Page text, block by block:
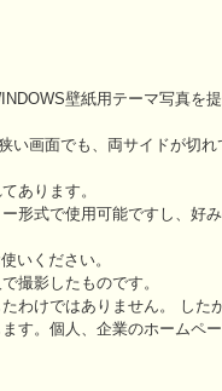
壁紙用テーマ写真を
画面でも、両サイドが切れ
あります。
形式で使用可能ですし、好
いください。
撮影したものです。
わけではありません。 した
す。個人、企業のホームペ